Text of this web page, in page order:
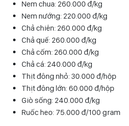
Nem chua: 260.000 đ/kg
Nem nướng: 220.000 đ/kg
Chả chiên: 260.000 đ/kg
Chả quế: 260.000 đ/kg
Chả cốm: 260.000 đ/kg
Chả cá: 240.000 đ/kg
Thịt đông nhỏ: 30.000 đ/hộp
Thịt đông lớn: 60.000 đ/hộp
Giò sống: 240.000 đ/kg
Ruốc heo: 75.000 đ/100 gram